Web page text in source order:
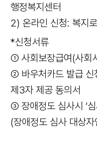
행정복지센터
2) 온라인 신청: 복지
*신청서류
① 사회보장급여(사회
② 바우처카드 발급 신
제3자 제공 동의서
③ 장애정도 심사시 ‘
(장애정도 심사 대상